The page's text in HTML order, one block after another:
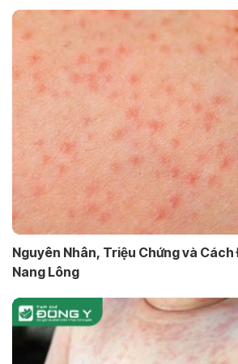
Nguyên Nhân, Triệu Chứng và
Nang Lông